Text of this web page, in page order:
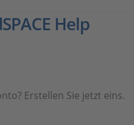
Help
Erstellen Sie jetzt eins.